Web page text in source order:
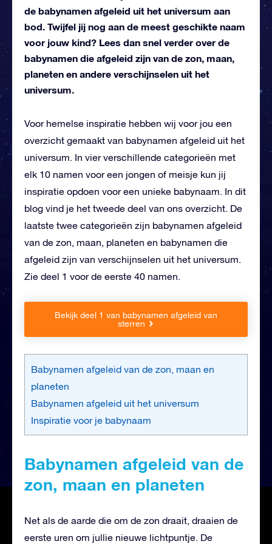
de babynamen afgeleid uit het universum aan
bod. Twijfel jij nog aan de meest geschikte naam
voor jouw kind? Lees dan snel verder over de
babynamen die afgeleid zijn van de zon, maan,
planeten en andere verschijnselen uit het
universum.
Voor hemelse inspiratie hebben wij voor jou een
overzicht gemaakt van babynamen afgeleid uit het
universum. In vier verschillende categorieën met
elk 10 namen voor een jongen of meisje kun jij
inspiratie opdoen voor een unieke babynaam. In dit
blog vind je het tweede deel van ons overzicht. De
laatste twee categorieën zijn babynamen afgeleid
van de zon, maan, planeten en babynamen die
afgeleid zijn van verschijnselen uit het universum.
Zie deel 1 voor de eerste 40 namen.
Bekijk deel 1 van babynamen afgeleid van
sterren
Babynamen afgeleid van de zon, maan en
planeten
Babynamen afgeleid uit het universum
Inspiratie voor je babynaam
Babynamen afgeleid van de
zon, maan en planeten
Net als de aarde die om de zon draait, draaien de
eerste uren om jullie nieuwe lichtpuntje. De